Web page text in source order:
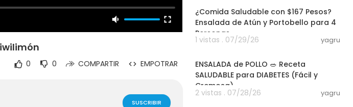
¿Comida Saludable con $167 Pesos?
Ensalada de Atún y Portobello para 4
Personas
1 vistas . 07/29/26 yagru
ENSALADA de POLLO 🥗 Receta
SALUDABLE para DIABETES (Fácil y
Cremosa)
2 vistas . 07/28/26 yagru
0 0 COMPARTIR EMPOTRAR
SUSCRIBIR